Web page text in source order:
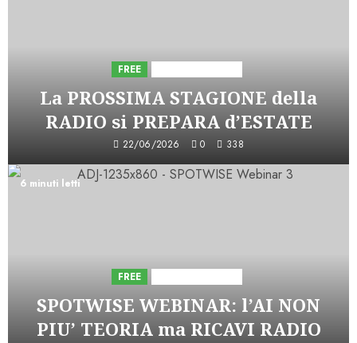
FREE
La PROSSIMA STAGIONE della
RADIO si PREPARA d’ESTATE
22/06/2026 0 338
6 minuti letti
FREE
SPOTWISE WEBINAR: l’AI NON
PIU’ TEORIA ma RICAVI RADIO